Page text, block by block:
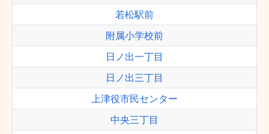
若松駅前
附属小学校前
日ノ出一丁目
日ノ出三丁目
上津役市民センター
中央三丁目